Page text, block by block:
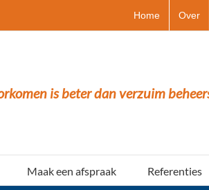
Home Over
is beter dan verzuim
Maak een afspraak Referenties